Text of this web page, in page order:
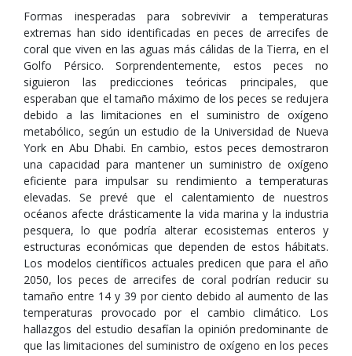
Formas inesperadas para sobrevivir a temperaturas
extremas han sido identificadas en peces de arrecifes de
coral que viven en las aguas más cálidas de la Tierra, en el
Golfo Pérsico. Sorprendentemente, estos peces no
siguieron las predicciones teóricas principales, que
esperaban que el tamaño máximo de los peces se redujera
debido a las limitaciones en el suministro de oxígeno
metabólico, según un estudio de la Universidad de Nueva
York en Abu Dhabi. En cambio, estos peces demostraron
una capacidad para mantener un suministro de oxígeno
eficiente para impulsar su rendimiento a temperaturas
elevadas. Se prevé que el calentamiento de nuestros
océanos afecte drásticamente la vida marina y la industria
pesquera, lo que podría alterar ecosistemas enteros y
estructuras económicas que dependen de estos hábitats.
Los modelos científicos actuales predicen que para el año
2050, los peces de arrecifes de coral podrían reducir su
tamaño entre 14 y 39 por ciento debido al aumento de las
temperaturas provocado por el cambio climático. Los
hallazgos del estudio desafían la opinión predominante de
que las limitaciones del suministro de oxígeno en los peces